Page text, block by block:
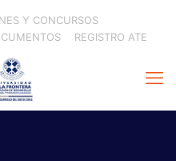
Y CONCURSOS
REGISTRO ATE